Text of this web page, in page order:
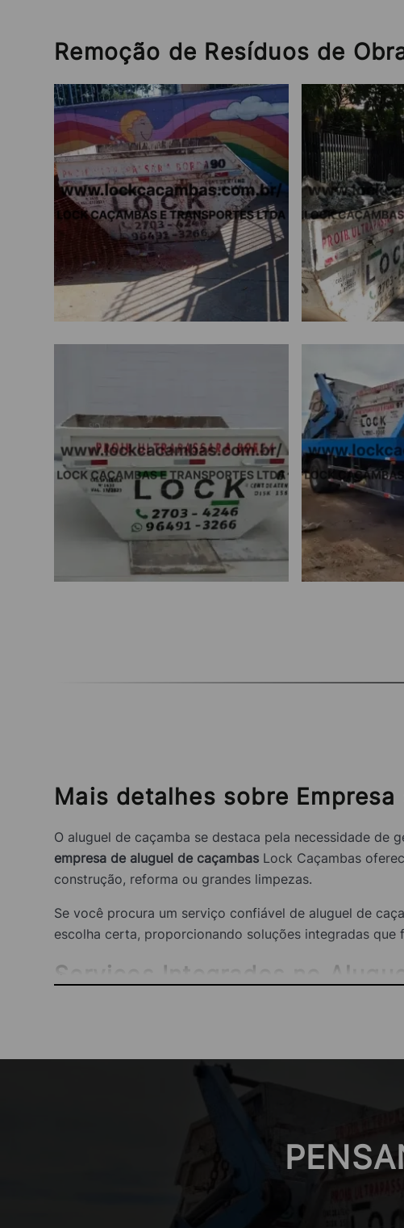
Remoção de Resíduos de
Mais detalhes sobre
O aluguel de caçamba se destaca pela necessidade de
empresa de aluguel de caçambas Lock Caçambas
construção, reforma ou grandes limpezas.
Se você procura um serviço confiável de aluguel de
escolha certa, proporcionando soluções integradas
Serviços Integrados no
rápida e barata um processo simples e livre de estresse.
1. Atendimento Customizado
Cada projeto é único, e por isso, no aluguel de
pequenas reformas residenciais até grandes obras
Isso inclui a escolha do tipo e tamanho da caçamba,